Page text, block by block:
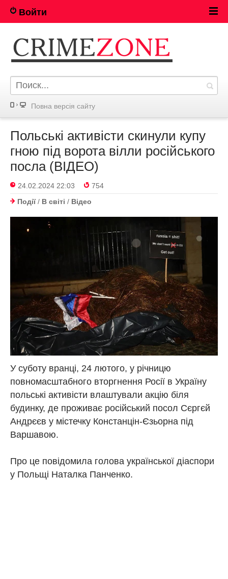
Войти
Повна версія сайту
Польські активісти скинули купу
гною під ворота вілли російського
посла (ВІДЕО)
24.02.2024 22:03
754
Події/ В світі / Відео
У суботу вранці, 24 лютого, у річницю
повномасштабного вторгнення Росії в Україну
польські активісти влаштували акцію біля
будинку, де проживає російський посол Сєргєй
Андрєєв у містечку Констанцін-Єзьорна під
Варшавою.
Про це повідомила голова української діаспори
у Польщі Наталка Панченко.